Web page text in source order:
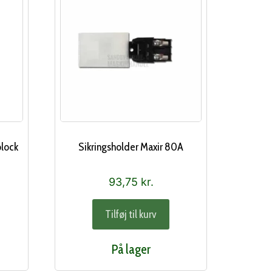
Sikringsholder Maxir 80A
93,75 kr.
Tilføj til kurv
På lager